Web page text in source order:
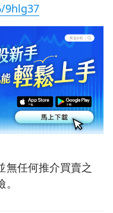
9hlg37
無任何推介買賣之